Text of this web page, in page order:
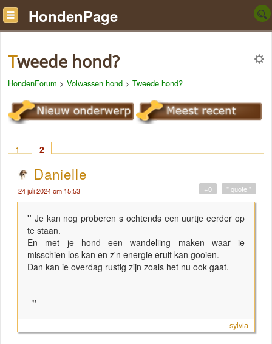
HondenPage
Tweede hond?
HondenForum > Volwassen hond > Tweede hond?
1 2
Danielle
24 juli 2024 om 15:53 " quote "
+0
" Je kan nog proberen s ochtends een uurtje eerder op
te staan.
En met je hond een wandeliing maken waar ie
misschien los kan en z'n energie eruit kan gooien.
Dan kan ie overdag rustig zijn zoals het nu ook gaat.
"
sylvia